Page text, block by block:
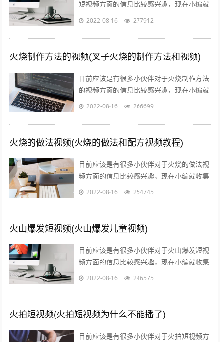
短视频方面的信息比较感兴趣，现在小编就
收集了一些与火影剪辑短视频十几秒相关的
2022-08-16 277912
火烧制作方法的视频(叉子火烧的制作方法和视频)
目前应该是有很多小伙伴对于火烧制作方法
的视频方面的信息比较感兴趣，现在小编就
收集了一些与叉子火烧的制作方法和视频相
2022-08-16 266699
火烧的做法视频(火烧的做法和配方视频教程)
目前应该是有很多小伙伴对于火烧的做法视
频方面的信息比较感兴趣，现在小编就收集
了一些与火烧的做法和配方视频教程相关的
2022-08-16 254745
火山爆发短视频(火山爆发儿童视频)
目前应该是有很多小伙伴对于火山爆发短视
频方面的信息比较感兴趣，现在小编就收集
了一些与火山爆发儿童视频相关的信息来分
2022-08-16 246575
火拍短视频(火拍短视频为什么不能播了)
目前应该是有很多小伙伴对于火拍短视频方